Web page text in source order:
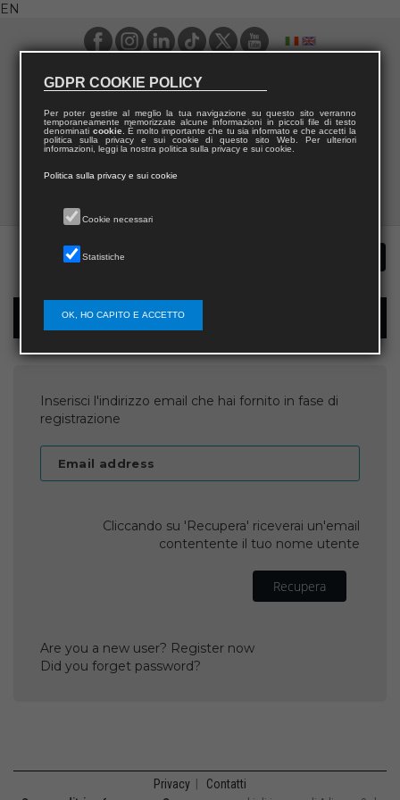
EN
Username recovery
Inserisci l'indirizzo email che hai fornito in fase di
registrazione
Email address
Cliccando su 'Recupera' riceverai un'email
contentente il tuo nome utente
Recupera
Are you a new user? Register now
Did you forget password?
Privacy Contatti
GDPR COOKIE POLICY
Per poter gestire al meglio la tua navigazione su questo sito verranno
temporaneamente memorizzate alcune informazioni in piccoli file di testo
denominati cookie. È molto importante che tu sia informato e che accetti la
politica sulla privacy e sui cookie di questo sito Web. Per ulteriori
informazioni, leggi la nostra politica sulla privacy e sui cookie.
Politica sulla privacy e sui cookie
Cookie necessari
Statistiche
OK, HO CAPITO E ACCETTO